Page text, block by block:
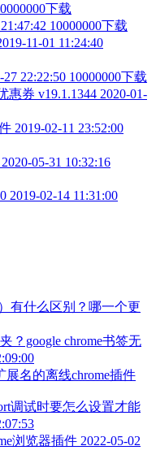
下载
10000000下载
11-01 11:24:40
27 22:22:50 10000000下载
惠券 v19.1.1344 2020-01-
2019-02-11 23:52:00
2020-05-31 10:32:16
2019-02-14 11:31:00
有什么区别？哪一个更
？google chrome书签无
名的离线chrome插件
调试时要怎么设置才能
浏览器插件 2022-05-02